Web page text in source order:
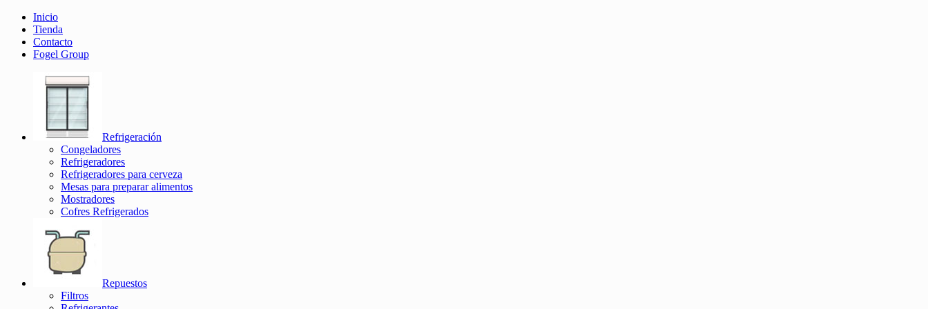
Inicio
Tienda
Contacto
Fogel Group
Refrigeración
Congeladores
Refrigeradores
Refrigeradores para cerveza
Mesas para preparar alimentos
Mostradores
Cofres Refrigerados
Repuestos
Filtros